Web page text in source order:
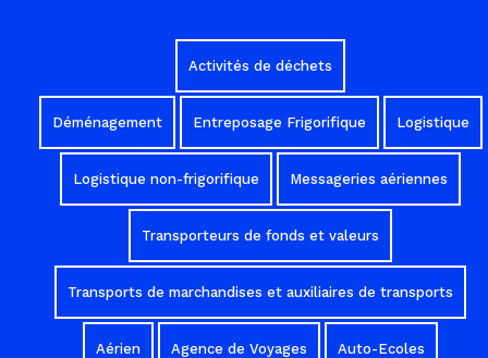
Activités de déchets
Déménagement Entreposage Frigorifique Logistique
Logistique non-frigorifique Messageries aériennes
Transporteurs de fonds et valeurs
Transports de marchandises et auxiliaires de transports
Aérien Agence de Voyages Auto-Ecoles